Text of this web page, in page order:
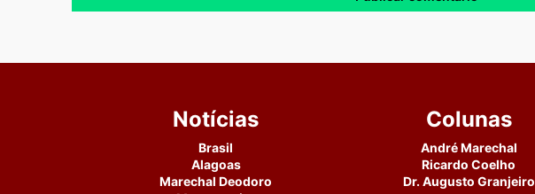
Notícias
Brasil
Alagoas
Marechal Deodoro
Colunas
André Marechal
Ricardo Coelho
Dr. Augusto Granjeiro